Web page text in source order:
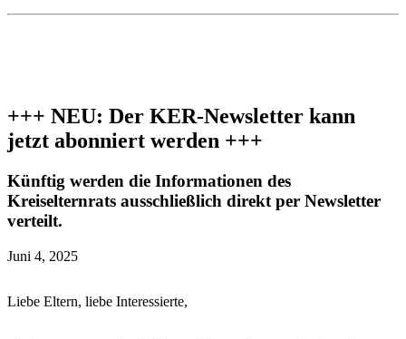
+++ NEU: Der KER-Newsletter kann
jetzt abonniert werden +++
Künftig werden die Informationen des
Kreiselternrats ausschließlich direkt per Newsletter
verteilt.
Juni 4, 2025
Liebe Eltern, liebe Interessierte,